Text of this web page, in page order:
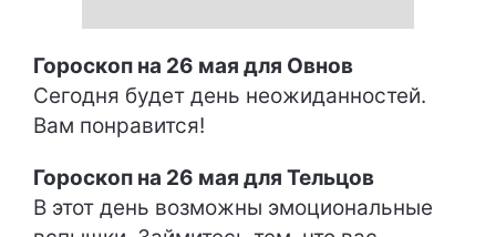
Гороскоп на 26 мая для Овнов
Сегодня будет день неожиданностей.
Вам понравится!
Гороскоп на 26 мая для Тельцов
В этот день возможны эмоциональные